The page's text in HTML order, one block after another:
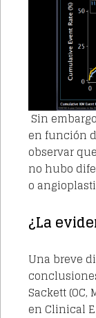
Sin
en función
observar
no hubo
o
¿La
Una breve
Sackett (OC,
en Clinical